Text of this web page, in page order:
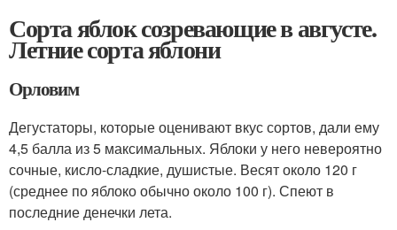
Сорта яблок созревающие в августе.
Летние сорта яблони
Орловим
Дегустаторы, которые оценивают вкус сортов, дали ему
4,5 балла из 5 максимальных. Яблоки у него невероятно
сочные, кисло-сладкие, душистые. Весят около 120 г
(среднее по яблоко обычно около 100 г). Спеют в
последние денечки лета.